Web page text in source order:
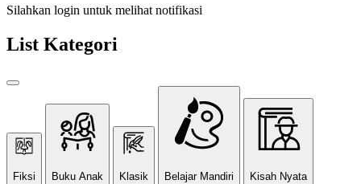
Silahkan login untuk melihat notifikasi
List Kategori
Fiksi Buku Anak Klasik Belajar Mandiri Kisah Nyata